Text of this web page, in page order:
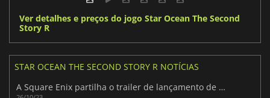
Ver detalhes e preços do jogo Star Ocean The Second
Story R
STAR OCEAN THE SECOND STORY R NOTÍCIAS
A Square Enix partilha o trailer de lançamento de Star Ocean The Second Story R